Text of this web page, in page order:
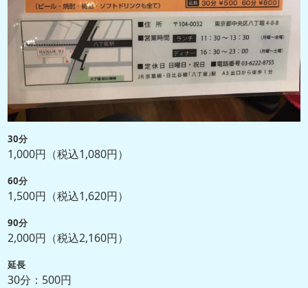
30分
1,000円（税込1,080円）
60分
1,500円（税込1,620円）
90分
2,000円（税込2,160円）
延長
30分：500円